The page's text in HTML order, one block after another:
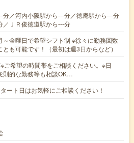
分／河内小阪駅から---分／徳庵駅から---分
／ＪＲ俊徳道駅から---分
～金曜日で希望シフト制 ※徐々に勤務回数
も可能です！（最初は週3日からなど）
ご希望の時間帯をご相談ください。※日
則的な勤務等も相談OK…
ート日はお気軽にご相談ください！